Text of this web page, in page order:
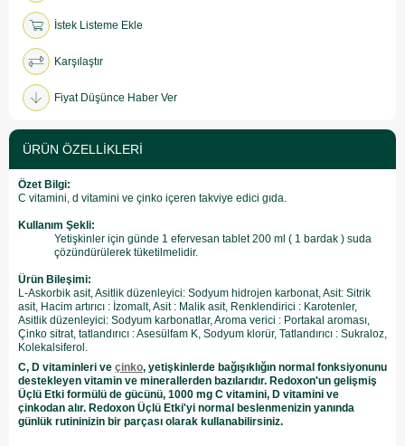
İstek Listeme Ekle
Karşılaştır
Fiyat Düşünce Haber Ver
ÜRÜN ÖZELLIKLERI
Özet Bilgi:
C vitamini, d vitamini ve çinko içeren takviye edici gıda.
Kullanım Şekli:
Yetişkinler için günde 1 efervesan tablet 200 ml ( 1 bardak ) suda
çözündürülerek tüketilmelidir.
Ürün Bileşimi:
L-Askorbik asit, Asitlik düzenleyici: Sodyum hidrojen karbonat, Asit: Sitrik
asit, Hacim artırıcı : İzomalt, Asit : Malik asit, Renklendirici : Karotenler,
Asitlik düzenleyici: Sodyum karbonatlar, Aroma verici : Portakal aroması,
Çinko sitrat, tatlandırıcı : Asesülfam K, Sodyum klorür, Tatlandırıcı : Sukraloz,
Kolekalsiferol.
C, D vitaminleri ve çinko, yetişkinlerde bağışıklığın normal fonksiyonunu
destekleyen vitamin ve minerallerden bazılarıdır. Redoxon'un gelişmiş
Üçlü Etki formülü de gücünü, 1000 mg C vitamini, D vitamini ve
çinkodan alır. Redoxon Üçlü Etki'yi normal beslenmenizin yanında
günlük rutininizin bir parçası olarak kullanabilirsiniz.